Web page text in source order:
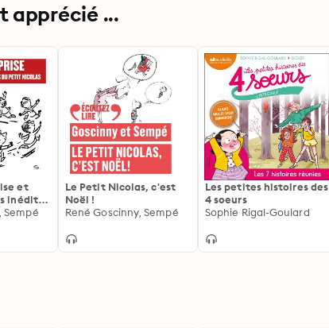
apprécié ...
et
inédites
Sempé
Le Petit Nicolas, c'est
Noël !
René Goscinny, Sempé
Les petites histoires des
4 soeurs
Sophie Rigal-Goulard